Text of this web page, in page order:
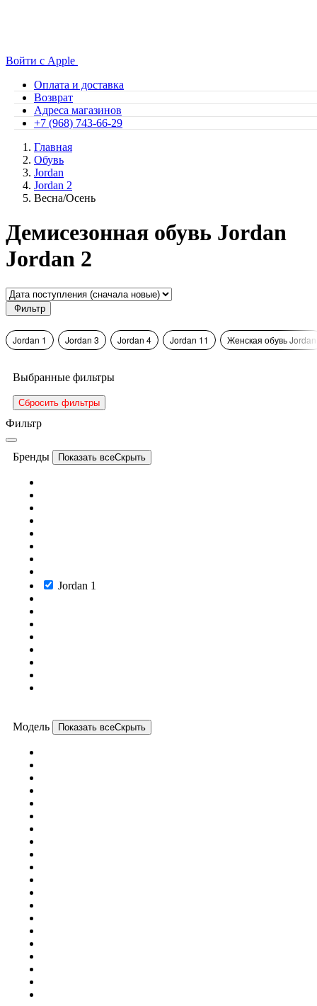
Войти с Apple
Оплата и доставка
Возврат
Адреса магазинов
+7 (968) 743-66-29
Главная
Обувь
Jordan
Jordan 2
Весна/Осень
Демисезонная обувь Jordan
Jordan 2
Фильтр
Jordan 1 Jordan 3 Jordan 4 Jordan 11 Женская обувь Jordan
Выбранные фильтры
Сбросить фильтры
Фильтр
Бренды Показать всеСкрыть
Jordan 1
Модель Показать всеСкрыть